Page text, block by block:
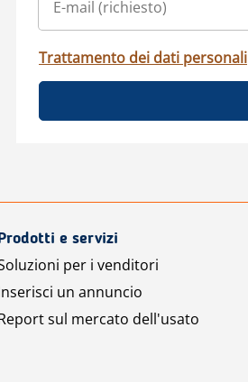
Trattamento dei dati personali
e servizi
per i venditori
un annuncio
sul mercato dell'usato